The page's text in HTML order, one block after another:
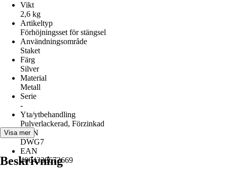
Vikt
2,6 kg
Artikeltyp
Förhöjningsset för stängsel
Användningsområde
Staket
Färg
Silver
Material
Metall
Serie
-
Yta/ytbehandling
Pulverlackerad, Förzinkad
AKN
DWG7
EAN
4004338672669
Visa mer
Beskrivning